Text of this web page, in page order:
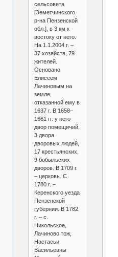
сельсовета
[Земетчинского
р-на Пензенской
обл.], в 3 км к
востоку от него.
На 1.1.2004 г. –
37 хозяйств, 79
жителей.
Основано
Елисеем
Лачиновым на
земле,
отказанной ему в
1637 г. В 1658–
1661 гг. у него
двор помещичий,
3 двора
дворовых людей,
17 крестьянских,
9 бобыльских
дворов. В 1709 г.
– церковь. С
1780 г. –
Керенского уезда
Пензенской
губернии. В 1782
г. – с.
Никольское,
Лачиново тож,
Настасьи
Васильевны